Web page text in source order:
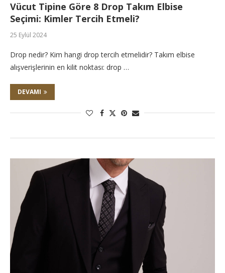
Vücut Tipine Göre 8 Drop Takım Elbise
Seçimi: Kimler Tercih Etmeli?
25 Eylül 2024
Drop nedir? Kim hangi drop tercih etmelidir? Takım elbise
alışverişlerinin en kilit noktası: drop …
DEVAMI